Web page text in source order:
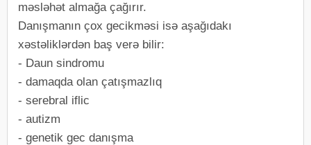
məsləhət almağa çağırır.
Danışmanın çox gecikməsi isə aşağıdakı
xəstəliklərdən baş verə bilir:
- Daun sindromu
- damaqda olan çatışmazlıq
- serebral iflic
- autizm
- genetik gec danışma